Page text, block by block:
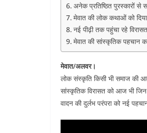
अनेक प्रतिष्ठित पुरस्कारों से
मेवात की लोक कथाओं को
नई पीढ़ी तक पहुंचा रहे विरासत
मेवात की सांस्कृतिक पहचान
मेवात/अलवर।
लोक संस्कृति किसी भी समाज की
सांस्कृतिक विरासत को आज भी
वादन की दुर्लभ परंपरा को नई